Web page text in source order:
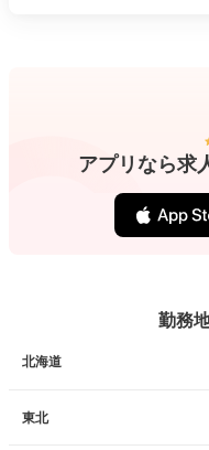
アプリなら求
勤務
北海道
東北